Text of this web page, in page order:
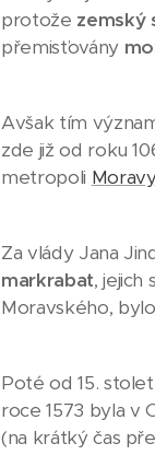
protože zemský
přemisťovány
Avšak tím
zde již od roku
metropoli Moravy
Za vlády Jana
markrabat, jejich
Moravského,
Poté od 15.
roce 1573 byla v
(na krátký čas